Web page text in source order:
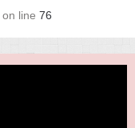
on line 76